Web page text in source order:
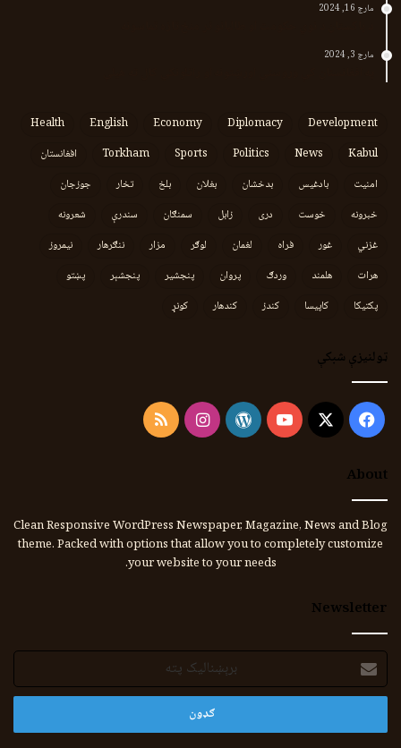
مارچ 16, 2024
مارچ 3, 2024
Development
Diplomacy
Economy
English
Health
Kabul
News
Politics
Sports
Torkham
افغانستان
امنیت
بادغیس بدخشان بغلان بلخ تخار
جوزجان
خبرونه
خوست دری زابل سمنګان سندرې
شعرونه
غزني
غور فراه لغمان لوګر مزار ننګرهار
نیمروز
هرات
هلمند وردګ پروان پنجشیر پنجشېر
پښتو
پکتیکا
کاپیسا کندز کندهار کونړ
ټولنیزې شبکې
Facebook
X
YouTube
WordPress
Instagram
RSS
About
Clean Responsive WordPress Newspaper, Magazine, News and Blog
theme. Packed with options that allow you to completely customize
your website to your needs.
Newsletter
برېښنالیک
پته